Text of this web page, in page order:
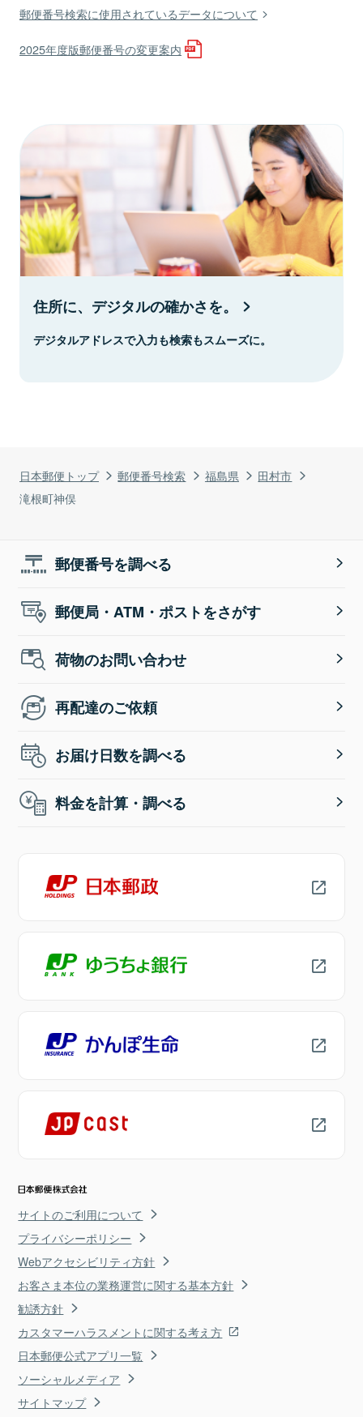
日本郵便トップ 郵便番号検索 福島県
田村市
滝根町神俣
郵便番号検索に使用されているデータについて
2025年度版郵便番号の変更案内
住所に、デジタルの確かさを。
デジタルアドレスで入力も検索もスムーズに。
郵便番号を調べる
郵便局・ATM・ポストをさがす
荷物のお問い合わせ
再配達のご依頼
お届け日数を調べる
料金を計算・調べる
サイトのご利用について
プライバシーポリシー
Webアクセシビリティ方針
お客さま本位の業務運営に関する基本方針
勧誘方針
カスタマーハラスメントに関する考え方
日本郵便公式アプリ一覧
ソーシャルメディア
サイトマップ